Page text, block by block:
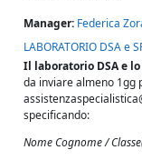
Manager: Federica
LABORATORIO DSA e
Il laboratorio DSAe
da inviare almeno 1gg
specificando:
Nome Cognome /